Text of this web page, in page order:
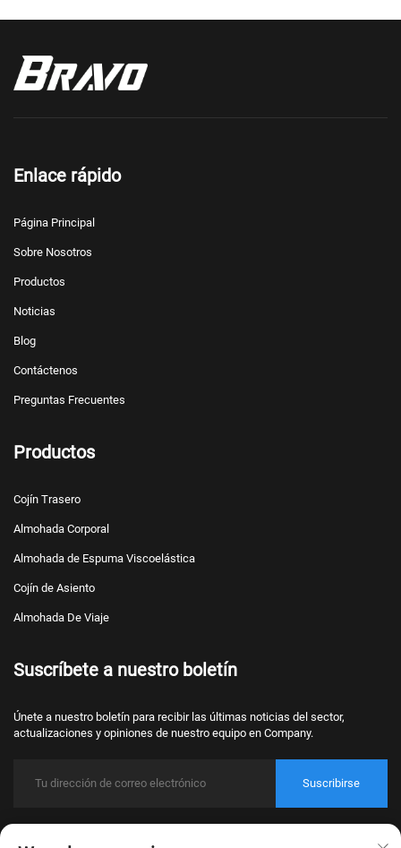
Enlace rápido
Página Principal
Sobre Nosotros
Productos
Noticias
Blog
Contáctenos
Preguntas Frecuentes
Productos
Cojín Trasero
Almohada Corporal
Almohada de Espuma Viscoelástica
Cojín de Asiento
Almohada De Viaje
Suscríbete a nuestro boletín
Únete a nuestro boletín para recibir las últimas noticias del sector,
actualizaciones y opiniones de nuestro equipo en Company.
Suscribirse